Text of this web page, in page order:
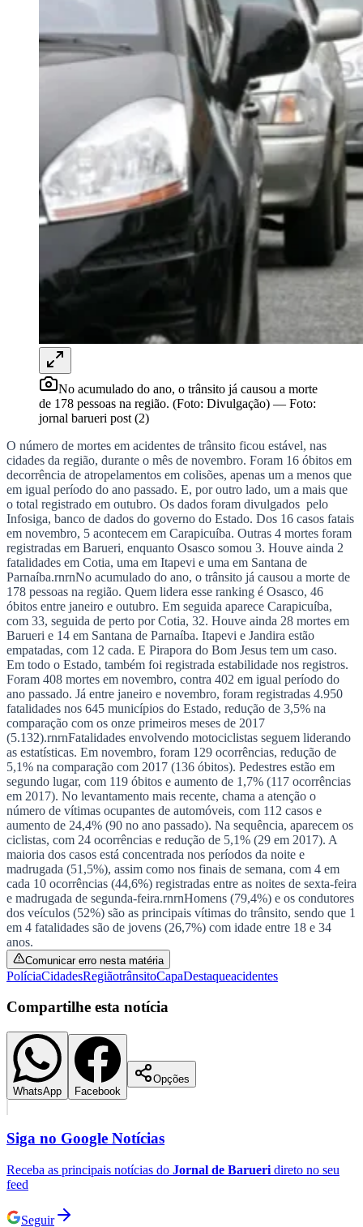
Segurança Regional
Hospitais Estaduais
Parques & Represas
Osasco CarapicuíbaJandiraItapeviCotia
Pirapora
Araçariguama CajamarCaieirasFranco da
Francisco MoratoTaboão da Serra Embu das ArtesSão Roque
Para Sua Empresa
Anuncie Regional
Guia de Empresas
Vagas na RegiãoNovo
Hub de Negócios
Guia Comercial
Selo Verificado
Portal Educacional
Agenda de Vestibulares
Panorama Econômico
Panorama Econômico
Para Sua Empresa
Verificar Empresa Novo
Anunciar VagasNovo
Publicidade Legal
NBA
NFL
Fórmula 1
UFC
Tênis (ATP)
MLB
NHL
Atletismo
Vôlei
NBB
Competições de Futebol
Brasileirão Série A
Brasileirão Série B
Paulistão
Copa do Brasil
Libertadores
Sul-Americana
Copa América
Champions League
Premier League
La Liga
Bundesliga
Mundial 2026
Times - Ir direto
No acumulado do ano, o trânsito já causou a morte
de 178 pessoas na região. (Foto: Divulgação) — Foto:
jornal barueri post (2)
O número de mortes em acidentes de trânsito ficou estável, nas
cidades da região, durante o mês de novembro. Foram 16 óbitos em
decorrência de atropelamentos em colisões, apenas um a menos que
em igual período do ano passado. E, por outro lado, um a mais que
o total registrado em outubro. Os dados foram divulgados pelo
Infosiga, banco de dados do governo do Estado. Dos 16 casos fatais
em novembro, 5 acontecem em Carapicuíba. Outras 4 mortes foram
registradas em Barueri, enquanto Osasco somou 3. Houve ainda 2
fatalidades em Cotia, uma em Itapevi e uma em Santana de
Parnaíba.rnrnNo acumulado do ano, o trânsito já causou a morte de
178 pessoas na região. Quem lidera esse ranking é Osasco, 46
óbitos entre janeiro e outubro. Em seguida aparece Carapicuíba,
com 33, seguida de perto por Cotia, 32. Houve ainda 28 mortes em
Barueri e 14 em Santana de Parnaíba. Itapevi e Jandira estão
empatadas, com 12 cada. E Pirapora do Bom Jesus tem um caso.
Em todo o Estado, também foi registrada estabilidade nos registros.
Foram 408 mortes em novembro, contra 402 em igual período do
ano passado. Já entre janeiro e novembro, foram registradas 4.950
fatalidades nos 645 municípios do Estado, redução de 3,5% na
comparação com os onze primeiros meses de 2017
(5.132).rnrnFatalidades envolvendo motociclistas seguem liderando
as estatísticas. Em novembro, foram 129 ocorrências, redução de
5,1% na comparação com 2017 (136 óbitos). Pedestres estão em
segundo lugar, com 119 óbitos e aumento de 1,7% (117 ocorrências
em 2017). No levantamento mais recente, chama a atenção o
número de vítimas ocupantes de automóveis, com 112 casos e
aumento de 24,4% (90 no ano passado). Na sequência, aparecem os
ciclistas, com 24 ocorrências e redução de 5,1% (29 em 2017). A
maioria dos casos está concentrada nos períodos da noite e
madrugada (51,5%), assim como nos finais de semana, com 4 em
cada 10 ocorrências (44,6%) registradas entre as noites de sexta-feira
e madrugada de segunda-feira.rnrnHomens (79,4%) e os condutores
dos veículos (52%) são as principais vítimas do trânsito, sendo que 1
em 4 fatalidades são de jovens (26,7%) com idade entre 18 e 34
anos.
Comunicar erro nesta matéria
PolíciaCidadesRegiãotrânsitoCapaDestaqueacidentes
Compartilhe esta notícia
WhatsApp Facebook
Opções
Siga no Google Notícias
Receba as principais notícias do Jornal de Barueri direto no seu
feed
Seguir